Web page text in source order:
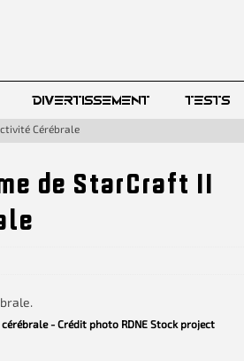
DIVERTISSEMENT TESTS
Cérébrale
de StarCraft II
- Crédit photo RDNE Stock project